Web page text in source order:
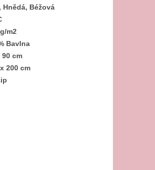
Hnědá, Béžová
m2
Bavlna
90 cm
200 cm